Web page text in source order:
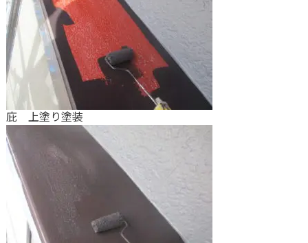
庇 上塗り塗装